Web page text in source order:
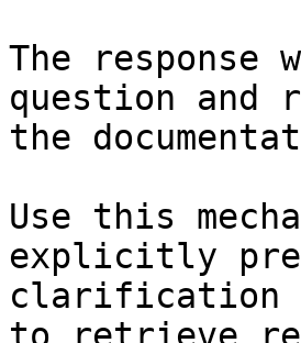
The
question and
the
Use this
explicitly
clarification